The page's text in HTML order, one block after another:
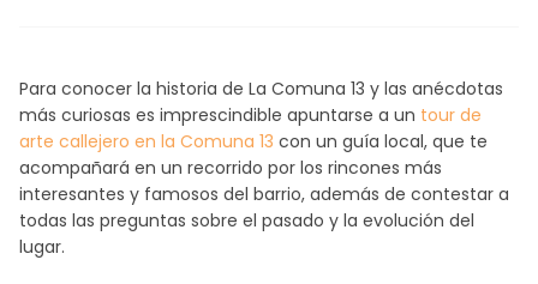
Para conocer la historia de La Comuna 13 y las anécdotas
más curiosas es imprescindible apuntarse a un tour de
arte callejero en la Comuna 13 con un guía local, que te
acompañará en un recorrido por los rincones más
interesantes y famosos del barrio, además de contestar a
todas las preguntas sobre el pasado y la evolución del
lugar.